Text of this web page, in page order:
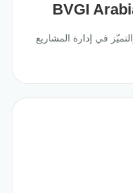
في إدارة المشاريع